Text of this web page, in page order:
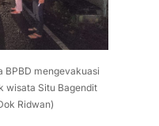
BPBD mengevakuasi
wisata Situ Bagendit
Ridwan)